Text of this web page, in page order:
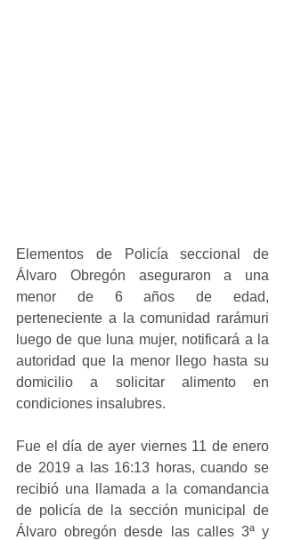
Elementos de Policía seccional de
Álvaro Obregón aseguraron a una
menor de 6 años de edad,
perteneciente a la comunidad rarámuri
luego de que luna mujer, notificará a la
autoridad que la menor llego hasta su
domicilio a solicitar alimento en
condiciones insalubres.
Fue el día de ayer viernes 11 de enero
de 2019 a las 16:13 horas, cuando se
recibió una llamada a la comandancia
de policía de la sección municipal de
Álvaro obregón desde las calles 3ª y